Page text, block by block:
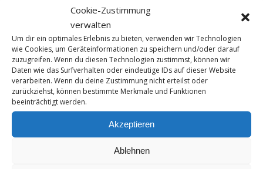
Cookie-Zustimmung
verwalten
Um dir ein optimales Erlebnis zu bieten, verwenden wir Technologien
wie Cookies, um Geräteinformationen zu speichern und/oder darauf
zuzugreifen. Wenn du diesen Technologien zustimmst, können wir
Daten wie das Surfverhalten oder eindeutige IDs auf dieser Website
verarbeiten. Wenn du deine Zustimmung nicht erteilst oder
zurückziehst, können bestimmte Merkmale und Funktionen
beeinträchtigt werden.
Akzeptieren
Ablehnen
Das Bundeskabinett hat am 05.06.2024 den Entwurf eines
Jahressteuergesetzes (JStG 2024) beschlossen. Es sieht –
neben vielen „technischen“ Maßnahmen, Korrekturen und
Klarstellungen sowie Anpassungen an Rechtsprechung –
unter anderem folgende Maßnahmen vor:
Pauschalbesteuerung von Mobilitätsbudgets Der
Arbeitgeber kann in besonderen…